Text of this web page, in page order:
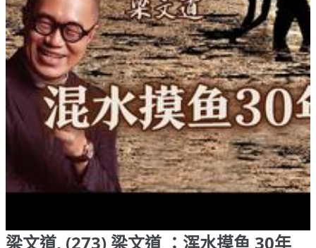
梁文道, (273) 梁文道 ：浑水摸鱼 30年